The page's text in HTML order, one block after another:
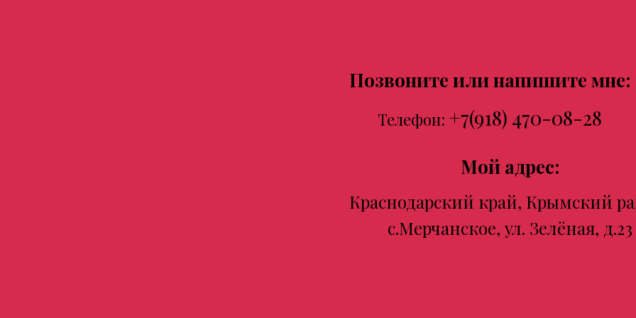
Позвоните или напишите мне:
Телефон: +7(918) 470-08-28
Мой адрес:
Краснодарский край, Крымский
с.Мерчанское, ул. Зелёная, д.23